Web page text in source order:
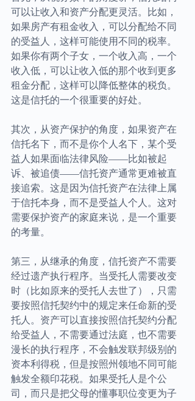
可以让收入和资产分配更灵活。比如，
如果房产有租金收入，可以分配给不同
的受益人，这样可能使用不同的税率。
如果你有两个子女，一个收入高，一个
收入低，可以让收入低的那个收到更多
租金分配，这样可以降低整体的税负。
这是信托的一个很重要的好处。
其次，从资产保护的角度，如果资产在
信托名下，而不是你个人名下，某个受
益人如果面临法律风险——比如被起
诉、被追债——信托资产通常更难被直
接追索。这是因为信托资产在法律上属
于信托本身，而不是受益人个人。这对
需要保护资产的家庭来说，是一个重要
的考量。
第三，从继承的角度，信托资产不需要
经过遗产执行程序。当受托人需要改变
时（比如原来的受托人去世了），只需
要按照信托契约中的规定来任命新的受
托人。资产可以直接按照信托契约分配
给受益人，不需要通过法庭，也不需要
漫长的执行程序，不会触发联邦级别的
资本利得税，但是按照州领地不同可能
触发全额印花税。如果受托人是个公
司，而只是把父母的懂事职位变更为子